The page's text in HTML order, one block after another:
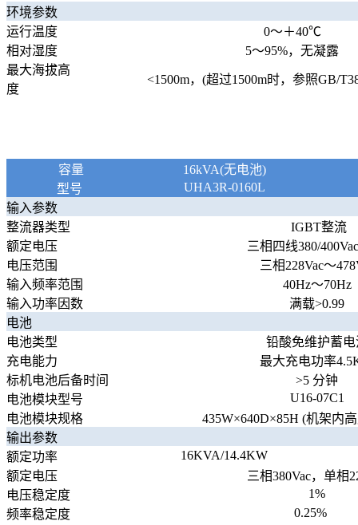
环境参数
运行温度
0～＋40℃
相对湿度
5～95%，无凝露
最大海拔高
度
<1500m，(超过1500m时，参照GB/
容量
16kVA(无电池)
型号
UHA3R-0160L
输入参数
整流器类型
IGBT整流
额定电压
三相四线380/
电压范围
三相228Vac～
输入频率范围
40Hz～70Hz
输入功率因数
满载>0.99
电池
电池类型
铅酸免维护蓄电
充电能力
最大充电功率
标机电池后备时间
>5 分钟
电池模块型号
U16-07C1
电池模块规格
435W×640D×85H (机架内
输出参数
额定功率
16KVA/14.4KW
额定电压
三相380Vac，单相
电压稳定度
1%
频率稳定度
0.25%